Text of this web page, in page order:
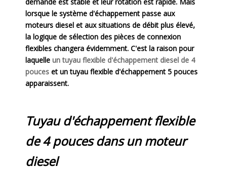
lorsque le système d'échappement passe aux
moteurs diesel et aux situations de débit plus élevé,
la logique de sélection des pièces de connexion
flexibles changera évidemment. C'est la raison pour
laquelle un tuyau flexible d'échappement diesel de 4
pouces et un tuyau flexible d'échappement 5 pouces
apparaissent.
Tuyau d'échappement flexible
de 4 pouces dans un moteur
diesel